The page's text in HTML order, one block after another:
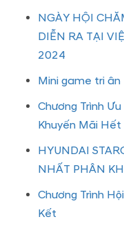
NGÀY HỘI
DIỄN RA TẠI
2024
Mini game tri
Chương Trình
Khuyến Mãi Hết
HYUNDAI
NHẤT PHÂN
Chương Trình
Kết